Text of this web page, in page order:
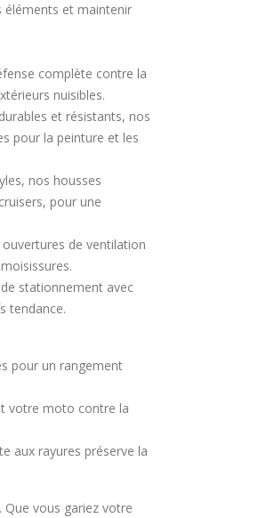
éléments et maintenir
complète contre la
nuisibles.
et résistants, nos
pour la peinture et les
nos housses
pour une
de ventilation
stationnement avec
tendance.
pour un rangement
votre moto contre la
aux rayures préserve la
vous gariez votre